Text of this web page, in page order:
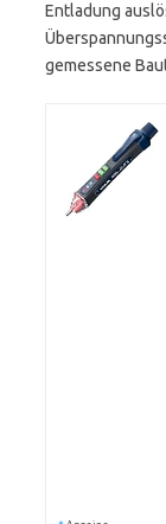
Entladung
gemessene